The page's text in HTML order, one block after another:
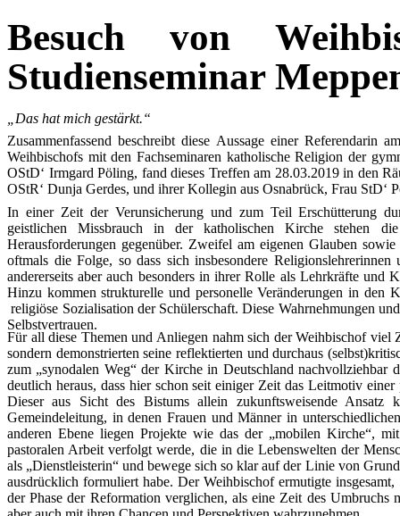
Besuch von
Studienseminar
„Das hat mich gestärkt.“
Zusammenfassend beschreibt diese Aussage einer Referendarin
Weihbischofs mit den Fachseminaren katholische Religion der
OStD‘ Irmgard Pöling, fand dieses Treffen am 28.03.2019 in den
OStR‘ Dunja Gerdes, und ihrer Kollegin aus Osnabrück, Frau StD‘
In einer Zeit der Verunsicherung und zum Teil Erschütterung
geistlichen Missbrauch in der katholischen Kirche stehen
Herausforderungen gegenüber. Zweifel am eigenen Glauben
oftmals die Folge, so dass sich insbesondere
andererseits aber auch besonders in ihrer Rolle als Lehrkräfte und
Hinzu kommen strukturelle und personelle Veränderungen in den
religiöse Sozialisation der Schülerschaft. Diese Wahrnehmungen
Selbstvertrauen.
Für all diese Themen und Anliegen nahm sich der Weihbischof
sondern demonstrierten seine reflektierten und durchaus
zum „synodalen Weg“ der Kirche in Deutschland nachvollziehbar
deutlich heraus, dass hier schon seit einiger Zeit das Leitmotiv
Dieser aus Sicht des Bistums allein zukunftsweisende
Gemeindeleitung, in denen Frauen und Männer in
anderen Ebene liegen Projekte wie das der „mobilen Kirche“,
pastoralen Arbeit verfolgt werde, die in die Lebenswelten der
als „Dienstleisterin“ und bewege sich so klar auf der Linie von
ausdrücklich formuliert habe. Der Weihbischof ermutigte
der Phase der Reformation verglichen, als eine Zeit des